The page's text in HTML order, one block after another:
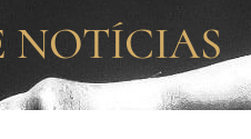
NOTÍCIAS